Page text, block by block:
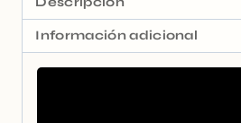
Información adicional